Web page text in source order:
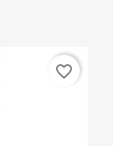
favorite_border